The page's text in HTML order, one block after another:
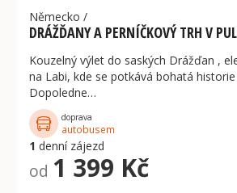
Německo /
DRÁŽĎANY A PERNÍČKOVÝ TRH V
Kouzelný výlet do saských Drážďan ,
na Labi, kde se potkává bohatá
Dopoledne…
doprava
autobusem
1 denní zájezd
od 1 399 Kč